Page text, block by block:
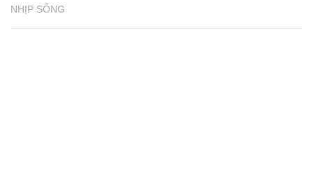
NHỊP SỐNG